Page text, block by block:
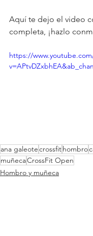
Aquí te dejo el video
completa, ¡hazlo
https://
ana galeotecrossfithombro
muñecaCrossFit Open
Hombro y muñeca